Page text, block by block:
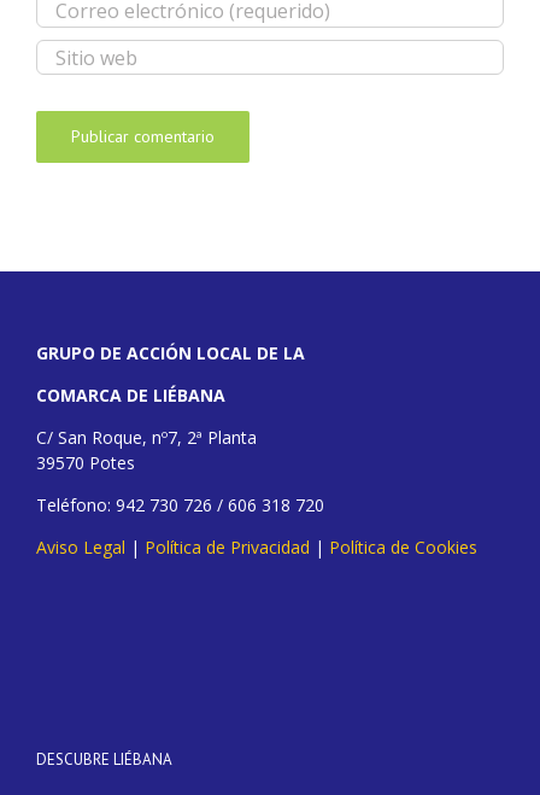
GRUPO DE ACCIÓN LOCAL DE LA
COMARCA DE LIÉBANA
C/ San Roque, nº7, 2ª Planta
39570 Potes
Teléfono: 942 730 726 / 606 318 720
Aviso Legal | Política de Privacidad | Política de Cookies
DESCUBRE LIÉBANA